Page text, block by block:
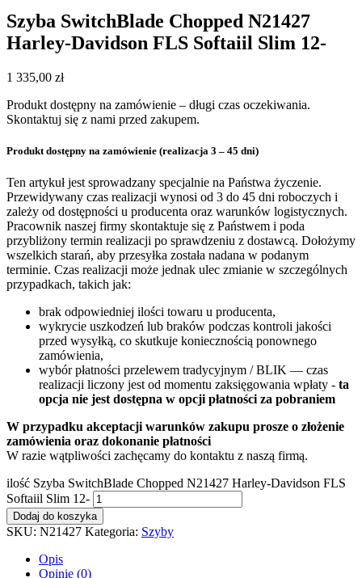
Szyba SwitchBlade Chopped N21427
Harley-Davidson FLS Softaiil Slim 12-
1 335,00 zł
Produkt dostępny na zamówienie – długi czas oczekiwania.
Skontaktuj się z nami przed zakupem.
Produkt dostępny na zamówienie (realizacja 3 – 45 dni)
Ten artykuł jest sprowadzany specjalnie na Państwa życzenie.
Przewidywany czas realizacji wynosi od 3 do 45 dni roboczych i
zależy od dostępności u producenta oraz warunków logistycznych.
Pracownik naszej firmy skontaktuje się z Państwem i poda
przybliżony termin realizacji po sprawdzeniu z dostawcą. Dołożymy
wszelkich starań, aby przesyłka została nadana w podanym
terminie. Czas realizacji może jednak ulec zmianie w szczególnych
przypadkach, takich jak:
brak odpowiedniej ilości towaru u producenta,
wykrycie uszkodzeń lub braków podczas kontroli jakości
przed wysyłką, co skutkuje koniecznością ponownego
zamówienia,
wybór płatności przelewem tradycyjnym / BLIK — czas
realizacji liczony jest od momentu zaksięgowania wpłaty - ta
opcja nie jest dostępna w opcji płatności za pobraniem
W przypadku akceptacji warunków zakupu prosze o złożenie
zamówienia oraz dokonanie płatności
W razie wątpliwości zachęcamy do kontaktu z naszą firmą.
ilość Szyba SwitchBlade Chopped N21427 Harley-Davidson FLS
Softaiil Slim 12-
Dodaj do koszyka
SKU: N21427 Kategoria: Szyby
Opis
Opinie (0)